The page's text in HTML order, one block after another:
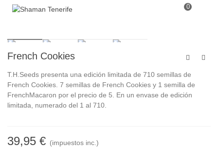
0
French Cookies
T.H.Seeds presenta una edición limitada de 710 semillas de
French Cookies. 7 semillas de French Cookies y 1 semilla de
FrenchMacaron por el precio de 5. En un envase de edición
limitada, numerado del 1 al 710.
39,95 € (impuestos inc.)